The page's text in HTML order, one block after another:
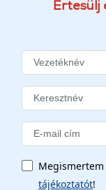
Értesülj
tájékoztatót!